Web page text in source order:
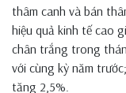
thâm canh và bán
hiệu quả kinh tế cao
chân trắng trong
với cùng kỳ năm
tăng 2,5%.